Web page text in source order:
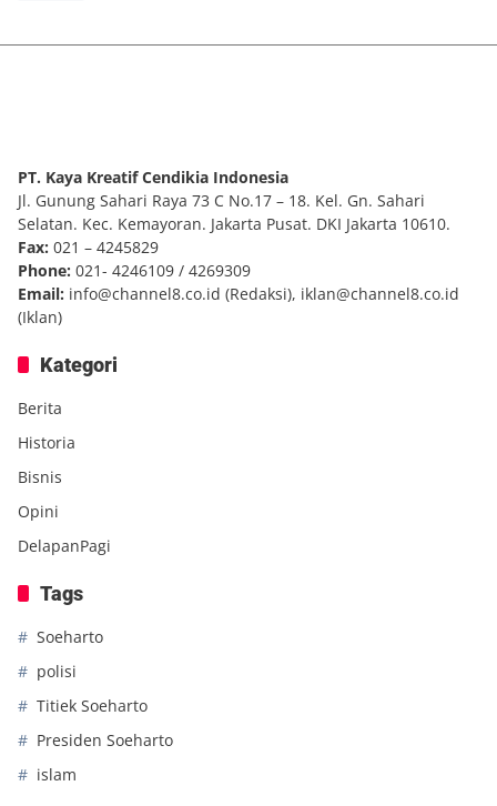
PT. Kaya Kreatif Cendikia Indonesia
Jl. Gunung Sahari Raya 73 C No.17 – 18. Kel. Gn. Sahari
Selatan. Kec. Kemayoran. Jakarta Pusat. DKI Jakarta 10610.
Fax: 021 – 4245829
Phone: 021- 4246109 / 4269309
Email: info@channel8.co.id (Redaksi), iklan@channel8.co.id
(Iklan)
Kategori
Berita
Historia
Bisnis
Opini
DelapanPagi
Tags
Soeharto
polisi
Titiek Soeharto
Presiden Soeharto
islam